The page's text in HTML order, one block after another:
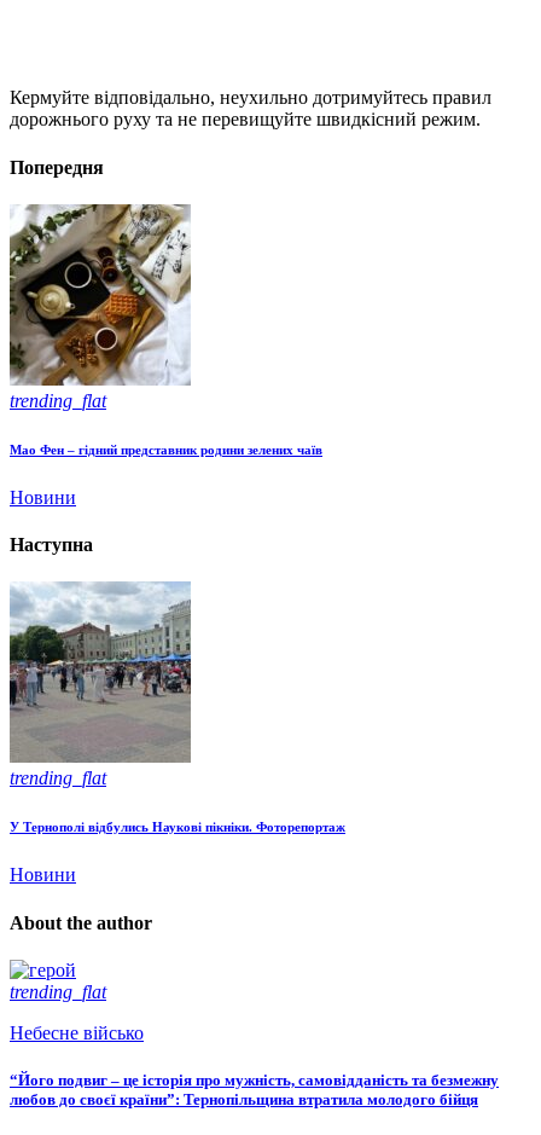
Кермуйте відповідально, неухильно дотримуйтесь правил
дорожнього руху та не перевищуйте швидкісний режим.
Попередня
trending_flat
Мао Фен – гідний представник родини зелених чаїв
Новини
Наступна
trending_flat
У Тернополі відбулись Наукові пікніки. Фоторепортаж
Новини
About the author
trending_flat
Небесне військо
“Його подвиг – це історія про мужність, самовідданість та безмежну
любов до своєї країни”: Тернопільщина втратила молодого бійця